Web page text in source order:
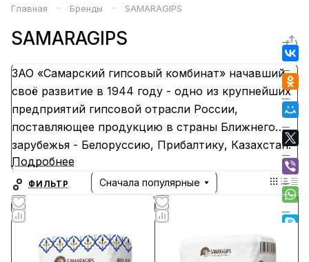
Главная – Бренды – SAMARAGIPS
SAMARAGIPS
ЗАО «Самарский гипсовый комбинат» начавший
своё развитие в 1944 году - одно из крупнейших
предприятий гипсовой отрасли России,
поставляющее продукцию в страны Ближнего
зарубежья - Белоруссию, Прибалтику, Казахстан.
Главное направление выпуска - высокопрочный и
строительный гипс, пазогребневые плиты, а
также сухие строительные смесей и уникальные
продукты для изготовления элементов интерьера.
Подробнее
ФИЛЬТР Сначала популярные